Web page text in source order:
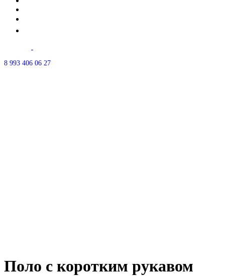
8 993 406 06 27
Поло с коротким рукавом